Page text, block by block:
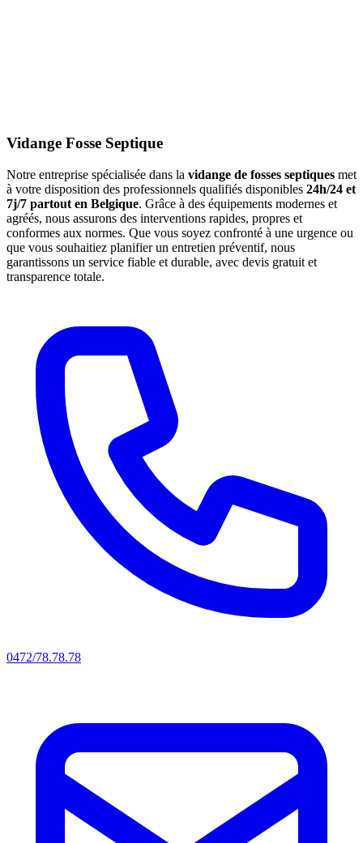
Vidange Fosse Septique
Notre entreprise spécialisée dans la vidange de fosses septiques met
à votre disposition des professionnels qualifiés disponibles 24h/24 et
7j/7 partout en Belgique. Grâce à des équipements modernes et
agréés, nous assurons des interventions rapides, propres et
conformes aux normes. Que vous soyez confronté à une urgence ou
que vous souhaitiez planifier un entretien préventif, nous
garantissons un service fiable et durable, avec devis gratuit et
transparence totale.
0472/78.78.78